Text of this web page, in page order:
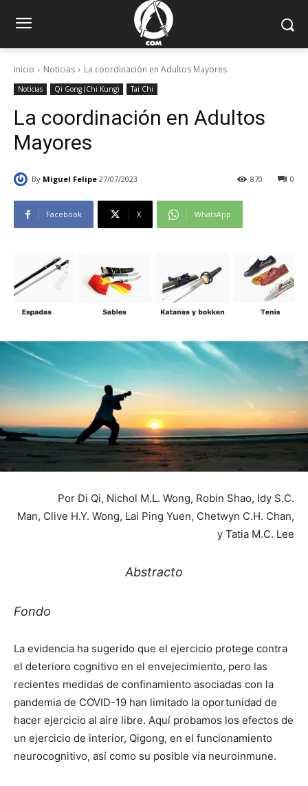
Inicio Noticias La coordinación en Adultos Mayores
Noticias Qi Gong (Chi Kung) Tai Chi
La coordinación en Adultos
Mayores
By Miguel Felipe 27/07/2023 0
870
Facebook X WhatsApp
Por Di Qi, Nichol M.L. Wong, Robin Shao, Idy S.C.
Man, Clive H.Y. Wong, Lai Ping Yuen, Chetwyn C.H. Chan,
y Tatia M.C. Lee
Abstracto
Fondo
La evidencia ha sugerido que el ejercicio protege contra
el deterioro cognitivo en el envejecimiento, pero las
recientes medidas de confinamiento asociadas con la
pandemia de COVID-19 han limitado la oportunidad de
hacer ejercicio al aire libre. Aquí probamos los efectos de
un ejercicio de interior, Qigong, en el funcionamiento
neurocognitivo, así como su posible vía neuroinmune.